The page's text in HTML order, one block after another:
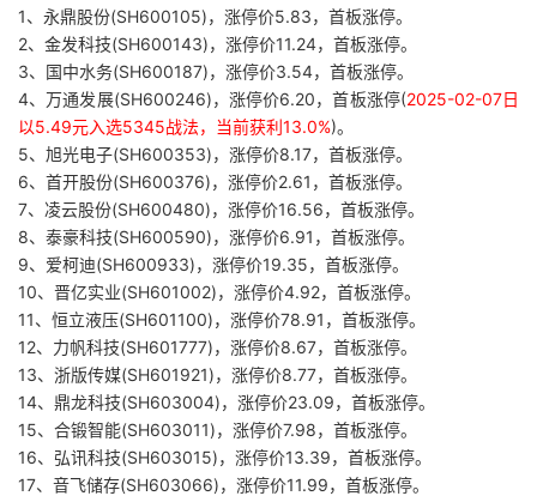
1、永鼎股份(SH600105)，涨停价5.83，首板涨停。
2、金发科技(SH600143)，涨停价11.24，首板涨停。
3、国中水务(SH600187)，涨停价3.54，首板涨停。
4、万通发展(SH600246)，涨停价6.20，首板涨停(2025-02-07日
以5.49元入选5345战法，当前获利13.0%)。
5、旭光电子(SH600353)，涨停价8.17，首板涨停。
6、首开股份(SH600376)，涨停价2.61，首板涨停。
7、凌云股份(SH600480)，涨停价16.56，首板涨停。
8、泰豪科技(SH600590)，涨停价6.91，首板涨停。
9、爱柯迪(SH600933)，涨停价19.35，首板涨停。
10、晋亿实业(SH601002)，涨停价4.92，首板涨停。
11、恒立液压(SH601100)，涨停价78.91，首板涨停。
12、力帆科技(SH601777)，涨停价8.67，首板涨停。
13、浙版传媒(SH601921)，涨停价8.77，首板涨停。
14、鼎龙科技(SH603004)，涨停价23.09，首板涨停。
15、合锻智能(SH603011)，涨停价7.98，首板涨停。
16、弘讯科技(SH603015)，涨停价13.39，首板涨停。
17、音飞储存(SH603066)，涨停价11.99，首板涨停。